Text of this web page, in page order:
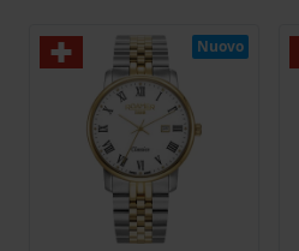
Nuovo